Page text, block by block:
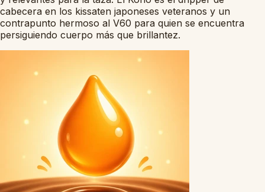
cabecera en los kissaten japoneses veteranos y un
contrapunto hermoso al V60 para quien se encuentra
persiguiendo cuerpo más que brillantez.